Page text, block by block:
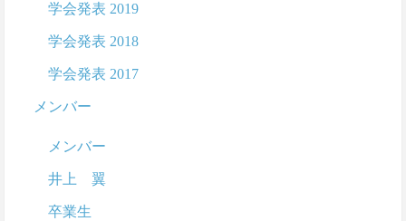
学会発表 2019
学会発表 2018
学会発表 2017
メンバー
メンバー
井上 翼
卒業生